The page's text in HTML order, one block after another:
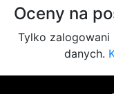
Oceny na
Tylko
danych.